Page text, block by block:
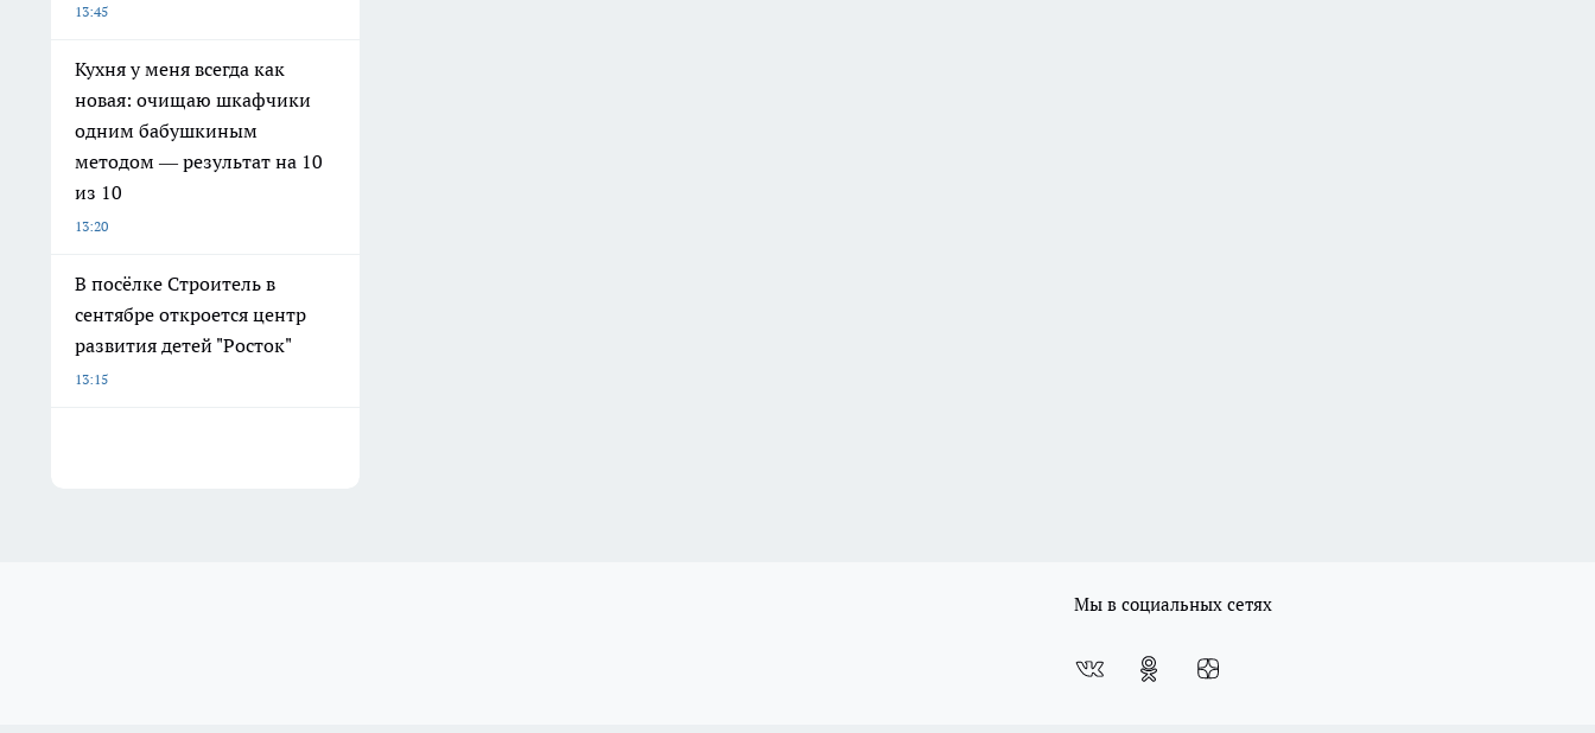
13:45
Кухня у меня всегда как
новая: очищаю шкафчики
одним бабушкиным
методом — результат на 10
из 10
13:20
В посёлке Строитель в
сентябре откроется центр
развития детей "Росток"
13:15
Мы в социальных сетях